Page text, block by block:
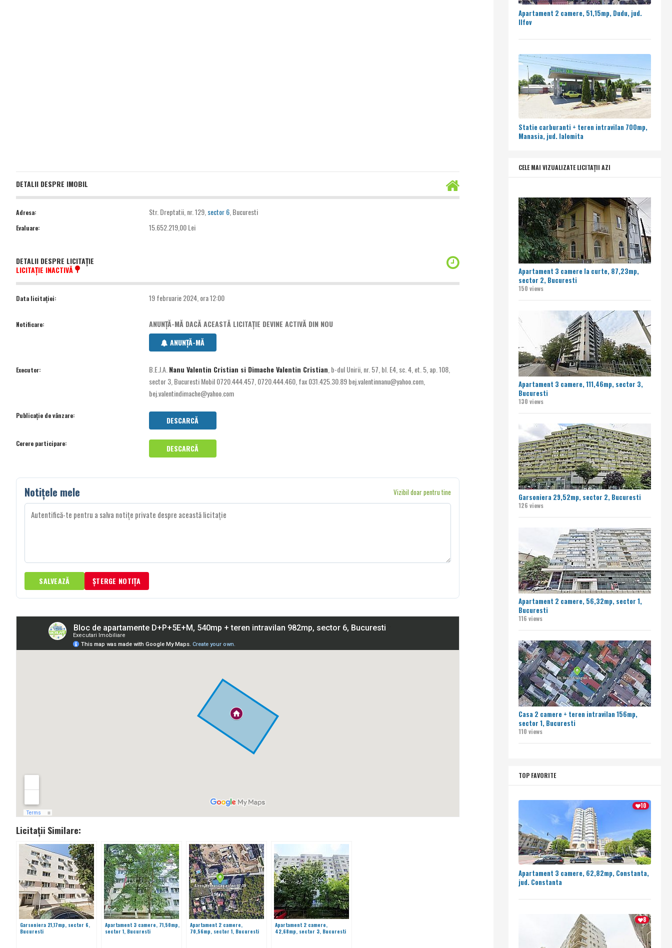
DETALII DESPRE IMOBIL
Adresa: Str. Dreptatii, nr. 129,sector 6, Bucuresti
Evaluare: 15.652.219,00 Lei
DETALII DESPRE LICITAȚIE
LICITAȚIE INACTIVĂ
Data licitației: 19 februarie 2024, ora 12:00
Notificare:
ANUNȚĂ-MĂ DACĂ ACEASTĂ LICITAȚIE DEVINE ACTIVĂ DIN NOU
ANUNȚĂ-MĂ
Executor: B.E.J.A.Nanu Valentin Cristian si Dimache Valentin Cristian, b-dul Unirii, nr. 57, bl. E4, sc. 4, et. 5, ap. 108,
sector 3, Bucuresti Mobil 0720.444.457, 0720.444.460, fax 031.425.30.89 bej.valentinnanu@yahoo.com,
bej.valentindimache@yahoo.com
Publicație de vânzare: DESCARCĂ
Cerere participare: DESCARCĂ
Notițele mele Vizibil doar pentru tine
SALVEAZĂ ȘTERGE NOTIȚA
Licitații Similare:
Garsoniera 21,17mp, sector 6,
Bucuresti
Apartament 3 camere, 71,50mp,
sector 1, Bucuresti
Apartament 2 camere,
70,56mp, sector 1, Bucuresti
Apartament 2 camere,
42,68mp, sector 3, Bucuresti
Apartament 2 camere, 51,15mp, Dudu, jud.
Ilfov
Statie carburanti + teren intravilan 700mp,
Manasia, jud. Ialomita
CELE MAI VIZUALIZATE LICITAȚII AZI
Apartament 3 camere la curte, 87,23mp,
sector 2, Bucuresti
150 views
Apartament 3 camere, 111,46mp, sector 3,
Bucuresti
130 views
Garsoniera 29,52mp, sector 2, Bucuresti
126 views
Apartament 2 camere, 56,32mp, sector 1,
Bucuresti
116 views
Casa 2 camere + teren intravilan 156mp,
sector 1, Bucuresti
110 views
TOP FAVORITE
10
Apartament 3 camere, 62,82mp, Constanta,
jud. Constanta
8